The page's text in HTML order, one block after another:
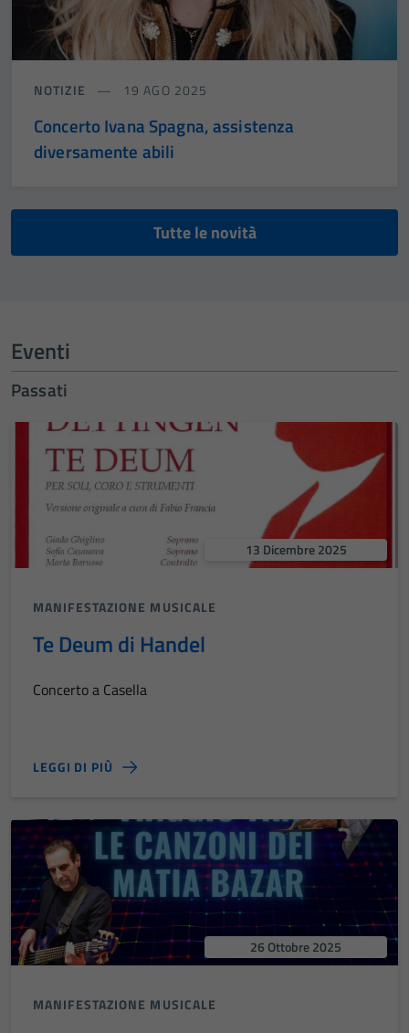
NOTIZIE 19 AGO 2025
Concerto Ivana Spagna, assistenza
diversamente abili
Tutte le novità
Eventi
Passati
13 Dicembre 2025
MANIFESTAZIONE MUSICALE
Te Deum di Handel
Concerto a Casella
LEGGI DI PIÙ
26 Ottobre 2025
MANIFESTAZIONE MUSICALE